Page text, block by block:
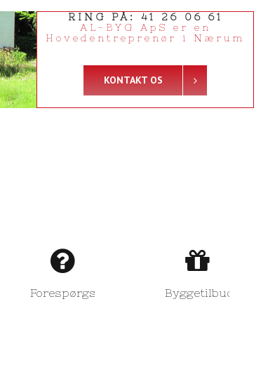
RING PÅ: 41 26 06 61
AL-BYG ApS er en
Hovedentreprenør i Nærum
KONTAKT OS
Forespørgsel Byggetilbud